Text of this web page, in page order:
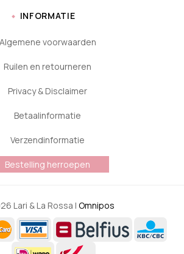
INFORMATIE
Algemene voorwaarden
Ruilen en retourneren
Privacy & Disclaimer
Betaalinformatie
Verzendinformatie
Bestelling herroepen
Lari & La Rossa | Omnipos